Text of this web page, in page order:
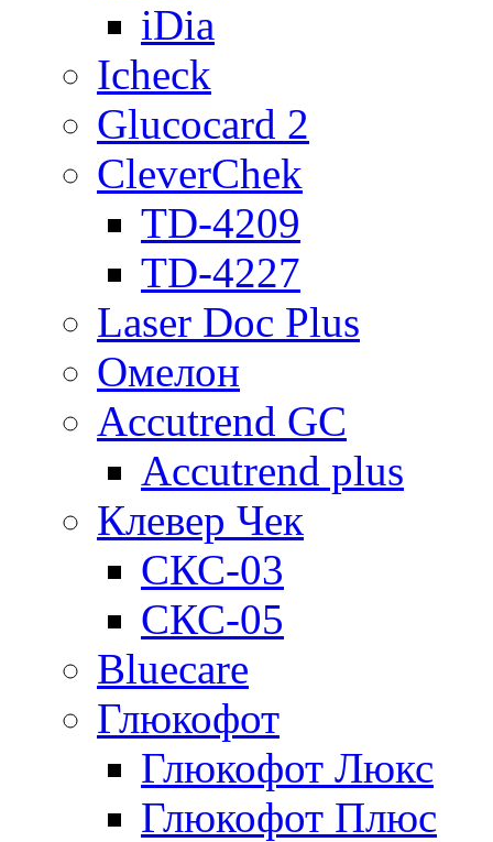
iDia
Icheck
Glucocard 2
CleverChek
TD-4209
TD-4227
Laser Doc Plus
Омелон
Accutrend GC
Accutrend plus
Клевер Чек
СКС-03
СКС-05
Bluecare
Глюкофот
Глюкофот Люкс
Глюкофот Плюс